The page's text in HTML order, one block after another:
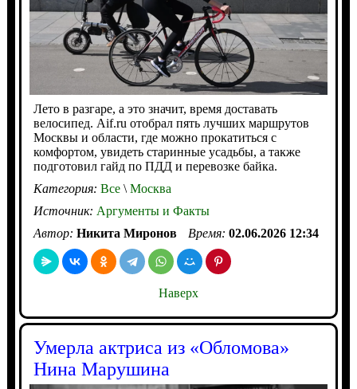
Лето в разгаре, а это значит, время доставать
велосипед. Aif.ru отобрал пять лучших маршрутов
Москвы и области, где можно прокатиться с
комфортом, увидеть старинные усадьбы, а также
подготовил гайд по ПДД и перевозке байка.
Категория: Все\Москва
Источник: Аргументы и Факты
Автор: Никита Миронов Время: 02.06.2026 12:34
Наверх
Умерла актриса из «Обломова»
Нина Марушина